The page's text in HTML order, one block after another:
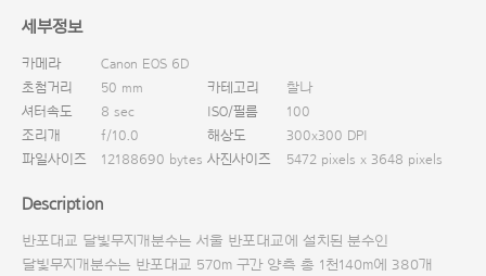
세부정보
카메라
Canon EOS 6D
초첨거리
50 mm 카테고리
찰나
셔터속도
8 sec ISO/필름
100
조리개
f/10.0 해상도
300x300 DPI
파일사이즈
12188690 bytes 사진사이즈 5472 pixels x 3648 pixels
Description
반포대교 달빛무지개분수는 서울 반포대교에 설치된 분수인
달빛무지개분수는 반포대교 570m 구간 양측 총 1천140m에 380개